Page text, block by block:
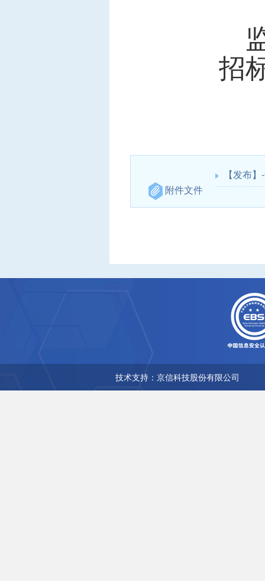
招
附件文件
【发布
技术支持：京信科技股份有限公司